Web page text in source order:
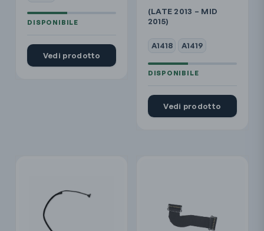
Vedi prodotto
A1418 A1419
(LATE 2013 – MID
2015)
Vedi prodotto